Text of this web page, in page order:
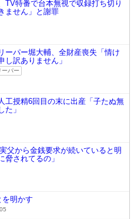
TV特番で台本無視で収録打ち切り
ません」と謝罪
ーパー堀大輔、全財産喪失「情け
し訳ありません」
ーパー
工授精6回目の末に出産「子たぬ無
た」
父から金銭要求が続いていると明
脅されてるの」
を明かす